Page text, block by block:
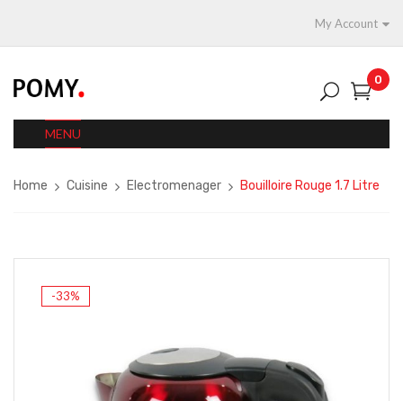
My Account
0
MENU
Home Cuisine Electromenager Bouilloire Rouge 1.7 Litre
-33%